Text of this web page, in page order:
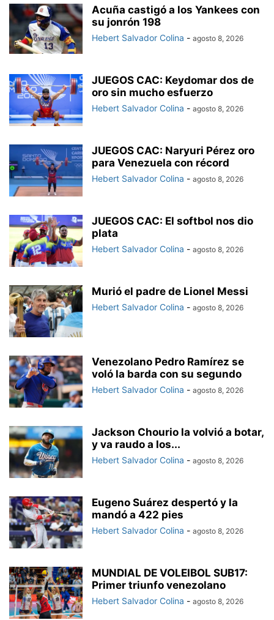
Acuña castigó a los Yankees con
su jonrón 198
Hebert Salvador Colina - agosto 8, 2026
JUEGOS CAC: Keydomar dos de
oro sin mucho esfuerzo
Hebert Salvador Colina - agosto 8, 2026
JUEGOS CAC: Naryuri Pérez oro
para Venezuela con récord
Hebert Salvador Colina - agosto 8, 2026
JUEGOS CAC: El softbol nos dio
plata
Hebert Salvador Colina - agosto 8, 2026
Murió el padre de Lionel Messi
Hebert Salvador Colina - agosto 8, 2026
Venezolano Pedro Ramírez se
voló la barda con su segundo
Hebert Salvador Colina - agosto 8, 2026
Jackson Chourio la volvió a botar,
y va raudo a los...
Hebert Salvador Colina - agosto 8, 2026
Eugeno Suárez despertó y la
mandó a 422 pies
Hebert Salvador Colina - agosto 8, 2026
MUNDIAL DE VOLEIBOL SUB17:
Primer triunfo venezolano
Hebert Salvador Colina - agosto 8, 2026